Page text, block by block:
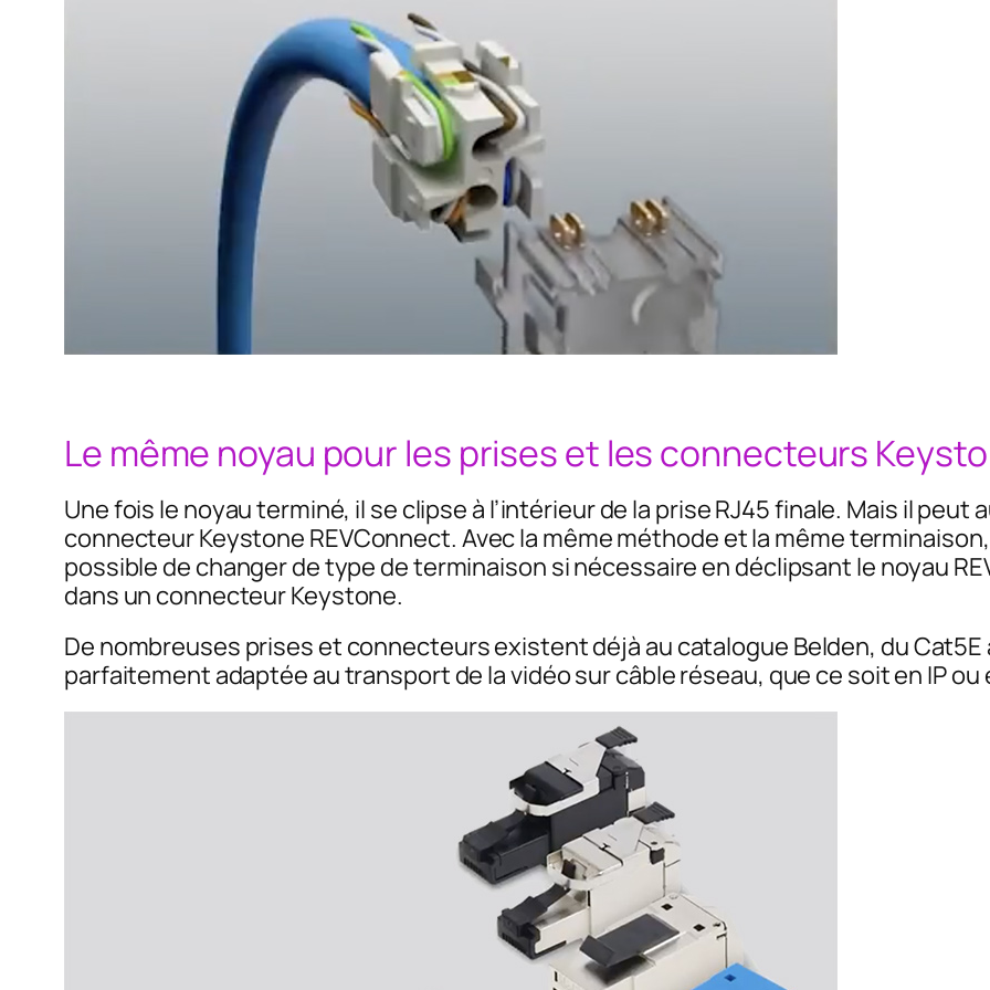
Le même noyau pour les prises et les connecteurs
Une fois le noyau terminé, il se clipse à l’intérieur de la prise RJ45 finale. Mais il
connecteur Keystone REVConnect. Avec la même méthode et la même
possible de changer de type de terminaison si nécessaire en déclipsant le noyau
dans un connecteur Keystone.
De nombreuses prises et connecteurs existent déjà au catalogue Belden, du
parfaitement adaptée au transport de la vidéo sur câble réseau, que ce soit en IP ou